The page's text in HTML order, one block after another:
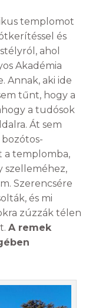
templomot
és
ahol
Akadémia
Annak, aki ide
tűnt, hogy a
a tudósok
Át sem
a templomba,
szelleméhez,
Szerencsére
és mi
zúzzák télen
A remek